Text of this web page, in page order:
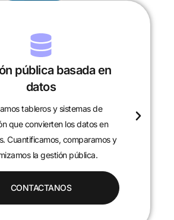
pública basada en
datos
tableros y sistemas de
que convierten los datos en
Cuantificamos, comparamos y
la gestión pública.
CONTACTANOS